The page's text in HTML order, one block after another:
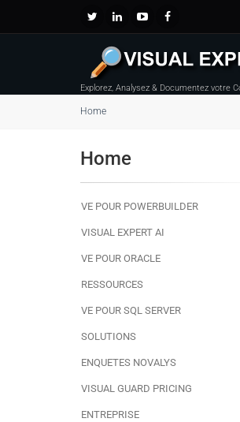
Explorez, Analysez & Documentez votre
Home
Home
VE POUR POWERBUILDER
VISUAL EXPERT AI
VE POUR ORACLE
RESSOURCES
VE POUR SQL SERVER
SOLUTIONS
ENQUETES NOVALYS
VISUAL GUARD PRICING
ENTREPRISE